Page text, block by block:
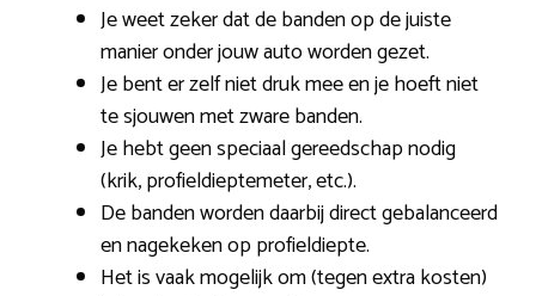
Je weet zeker dat de banden op de juiste
manier onder jouw auto worden gezet.
Je bent er zelf niet druk mee en je hoeft niet
te sjouwen met zware banden.
Je hebt geen speciaal gereedschap nodig
(krik, profieldieptemeter, etc.).
De banden worden daarbij direct gebalanceerd
en nagekeken op profieldiepte.
Het is vaak mogelijk om (tegen extra kosten)